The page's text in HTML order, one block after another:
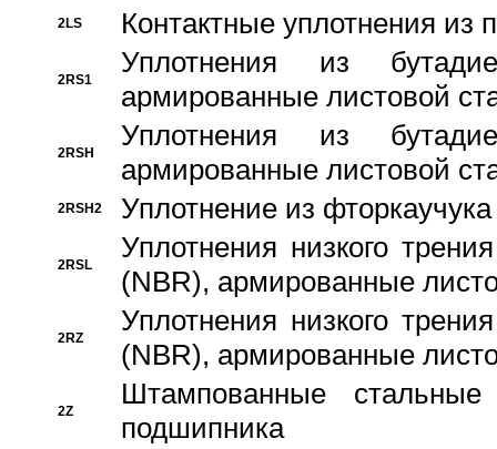
2LS Контактные уплотнения из
2RS1
Уплотнения из
армированные листовой
2RSH
Уплотнения из
армированные листовой
2RSH2 Уплотнение из
2RSL
Уплотнения низкого
(NBR), армированные
2RZ
Уплотнения низкого
(NBR), армированные
2Z
Штампованные
подшипника